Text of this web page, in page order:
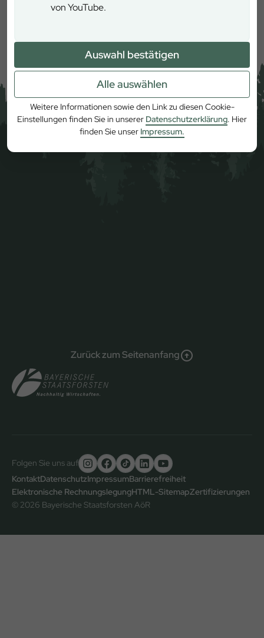
von YouTube.
Auswahl bestätigen
Alle auswählen
Weitere Informationen sowie den Link zu diesen Cookie-
Einstellungen finden Sie in unserer Datenschutzerklärung. Hier
finden Sie unser Impressum.
Zurück zum Seitenanfang
Folgen Sie uns auf
Untere
Fußzeile
KontaktDatenschutzImpressumBarrierefreiheit
Elektronische RechnungslegungHTML-SitemapZertifizierungen
© 2026 Bayerische Staatsforsten AöR